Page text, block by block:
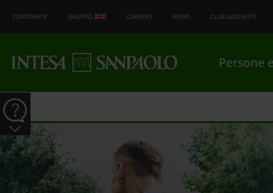
CORPORATE GRUPPO CAREERS NEWS CLUB AZIONISTI
Persone